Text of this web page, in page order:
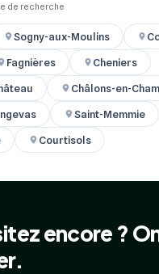
de recherche
Sogny-aux-Moulins
Fagnières
Cheniers
Châlons-en-
Saint-Memmie
Courtisols
encore ?